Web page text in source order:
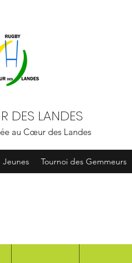
DES LANDES
au Cœur des Landes
Jeunes Tournoi des Gemmeurs